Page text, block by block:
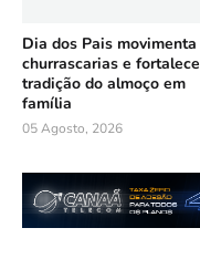
Dia dos Pais movimenta
churrascarias e fortalece
tradição do almoço em
família
05 Agosto, 2026